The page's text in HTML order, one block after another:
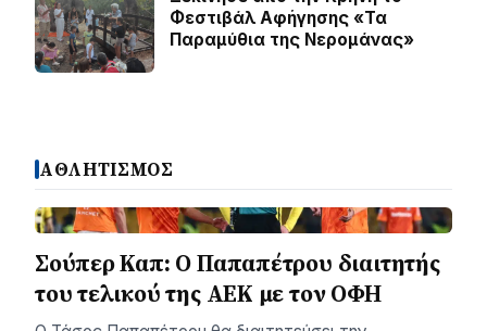
Φεστιβάλ Αφήγησης «Τα
Παραμύθια της Νερομάνας»
ΑΘΛΗΤΙΣΜΟΣ
Σούπερ Καπ: Ο Παπαπέτρου διαιτητής
του τελικού της ΑΕΚ με τον ΟΦΗ